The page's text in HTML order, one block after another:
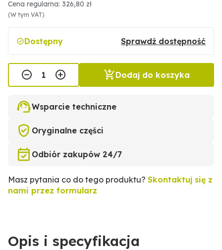
Cena regularna: 326,80 zł
(W tym VAT)
Dostępny Sprawdź dostępność
Dodaj do koszyka
Wsparcie techniczne
Oryginalne części
Odbiór zakupów 24/7
Masz pytania co do tego produktu? Skontaktuj się z
nami przez formularz
Opis i specyfikacja